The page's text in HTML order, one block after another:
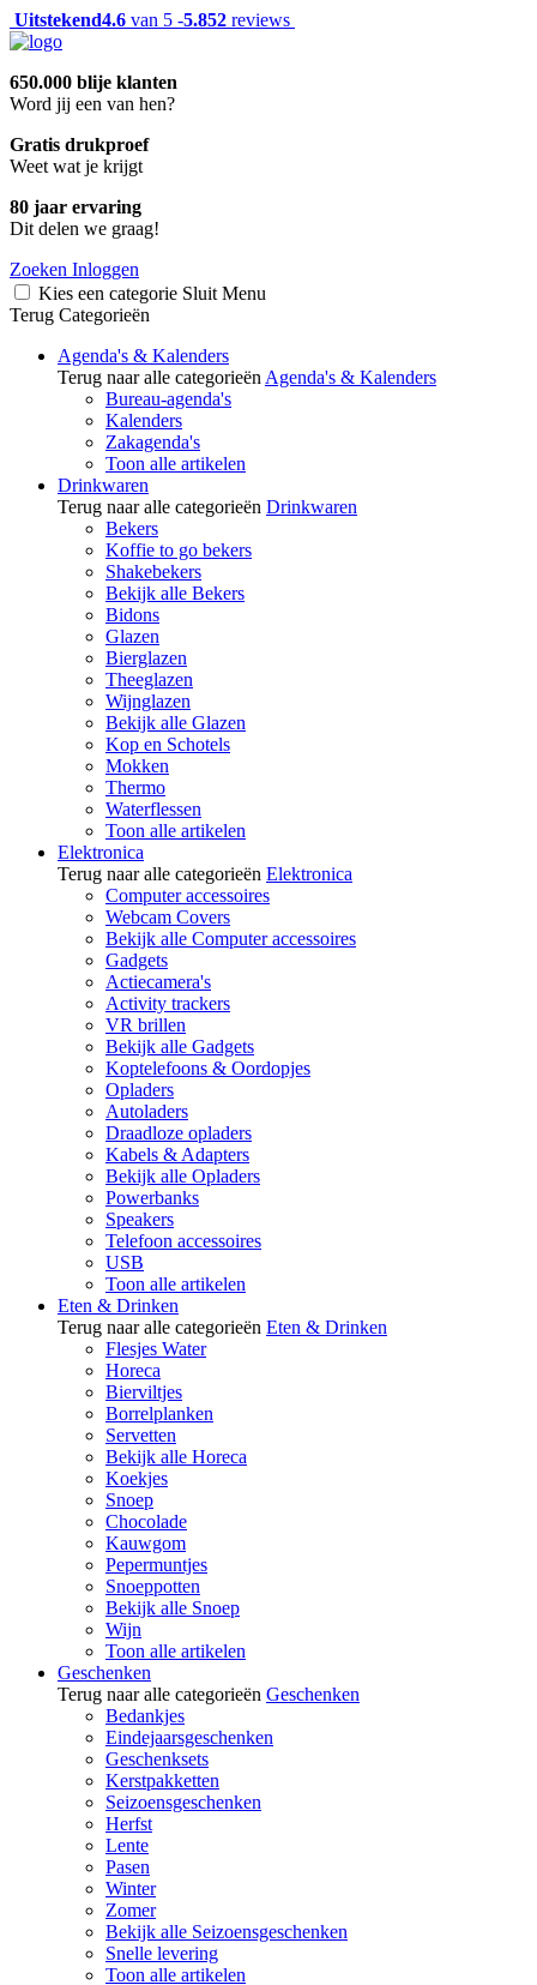
Uitstekend4.6 van 5 -5.852 reviews
650.000 blije klanten
Word jij een van hen?
Gratis drukproef
Weet wat je krijgt
80 jaar ervaring
Dit delen we graag!
Zoeken Inloggen
Kies een categorie Sluit Menu
Terug Categorieën
Agenda's & Kalenders
Terug naar alle categorieën Agenda's & Kalenders
Bureau-agenda's
Kalenders
Zakagenda's
Toon alle artikelen
Drinkwaren
Terug naar alle categorieën Drinkwaren
Bekers
Koffie to go bekers
Shakebekers
Bekijk alle Bekers
Bidons
Glazen
Bierglazen
Theeglazen
Wijnglazen
Bekijk alle Glazen
Kop en Schotels
Mokken
Thermo
Waterflessen
Toon alle artikelen
Elektronica
Terug naar alle categorieën Elektronica
Computer accessoires
Webcam Covers
Bekijk alle Computer accessoires
Gadgets
Actiecamera's
Activity trackers
VR brillen
Bekijk alle Gadgets
Koptelefoons & Oordopjes
Opladers
Autoladers
Draadloze opladers
Kabels & Adapters
Bekijk alle Opladers
Powerbanks
Speakers
Telefoon accessoires
USB
Toon alle artikelen
Eten & Drinken
Terug naar alle categorieën Eten & Drinken
Flesjes Water
Horeca
Bierviltjes
Borrelplanken
Servetten
Bekijk alle Horeca
Koekjes
Snoep
Chocolade
Kauwgom
Pepermuntjes
Snoeppotten
Bekijk alle Snoep
Wijn
Toon alle artikelen
Geschenken
Terug naar alle categorieën Geschenken
Bedankjes
Eindejaarsgeschenken
Geschenksets
Kerstpakketten
Seizoensgeschenken
Herfst
Lente
Pasen
Winter
Zomer
Bekijk alle Seizoensgeschenken
Snelle levering
Toon alle artikelen